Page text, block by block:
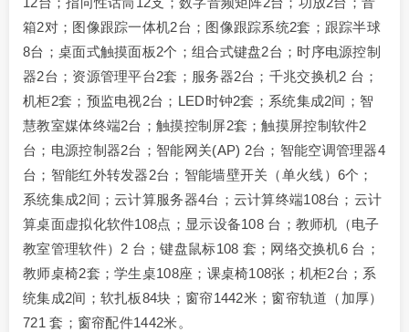
箱2对；图像跟踪一体机2台；图像跟踪系统2套；跟踪半球
8台；桌面式触摸面板2个；组合式键盘2台；时序电源控制
器2台；资源管理平台2套；服务器2台；千兆交换机2 台；
机柜2套；预监电视2台；LED时钟2套；系统集成2间；智
慧教室媒体终端2台；触摸控制屏2套；触摸屏控制软件2
台；电源控制器2台；智能网关(AP) 2台；智能空调管理器4
台；智能红外转发器2台；智能墙壁开关（单火线）6个；
系统集成2间；云计算服务器4台；云计算终端108台；云计
算桌面虚拟化软件108点；显示设备108 台；教师机（电子
教室管理软件）2 台；键盘鼠标108 套；网络交换机6 台；
教师桌椅2套；学生桌108座；课桌椅108张；机柜2台；系
统集成2间；软扎板84块；窗帘1442米；窗帘轨道（加厚）
721 套；窗帘配件1442米。